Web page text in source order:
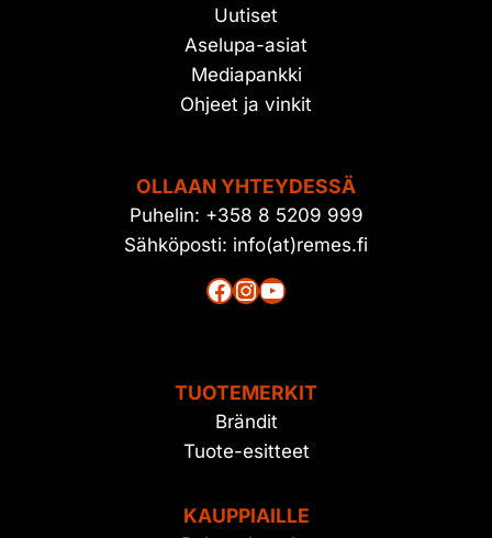
Uutiset
Aselupa-asiat
Mediapankki
Ohjeet ja vinkit
OLLAAN YHTEYDESSÄ
Puhelin: +358 8 5209 999
Sähköposti: info(at)remes.fi
Facebook
Instagram
YouTube
TUOTEMERKIT
Brändit
Tuote-esitteet
KAUPPIAILLE